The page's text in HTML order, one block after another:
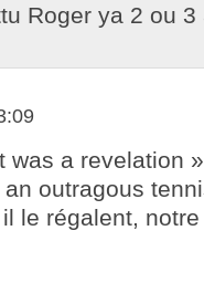
Roger ya 2 ou
was a revelation
outragous
le régalent,